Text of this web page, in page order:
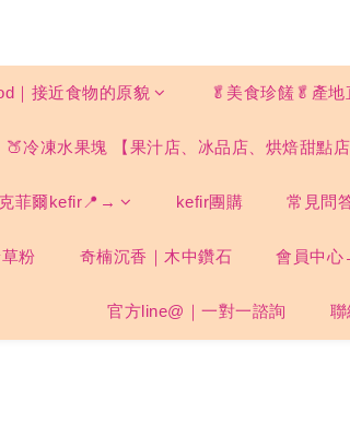
｜接近食物的原貌 🥬美食珍饈🥬產地
🍑冷凍水果塊 【果汁店、冰品店、烘焙甜點
菲爾kefir📍→ kefir團購 常見問
粉 奇楠沉香｜木中鑽石 會員中心
官方line@｜一對一諮詢 聯